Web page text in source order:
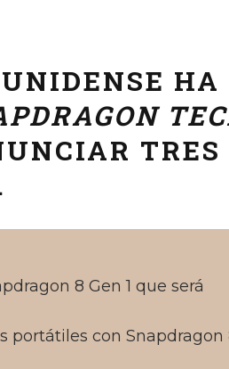
HA
TRES
8 Gen 1 que será
portátiles con Snapdragon